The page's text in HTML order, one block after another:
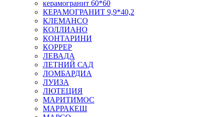
керамогранит 60*60
КЕРАМОГРАНИТ 9,9*40,2
КЛЕМАНСО
КОЛЛИАНО
КОНТАРИНИ
КОРРЕР
ЛЕВАДА
ЛЕТНИЙ САД
ЛОМБАРДИА
ЛУИЗА
ЛЮТЕЦИЯ
МАРИТИМОС
МАРРАКЕШ